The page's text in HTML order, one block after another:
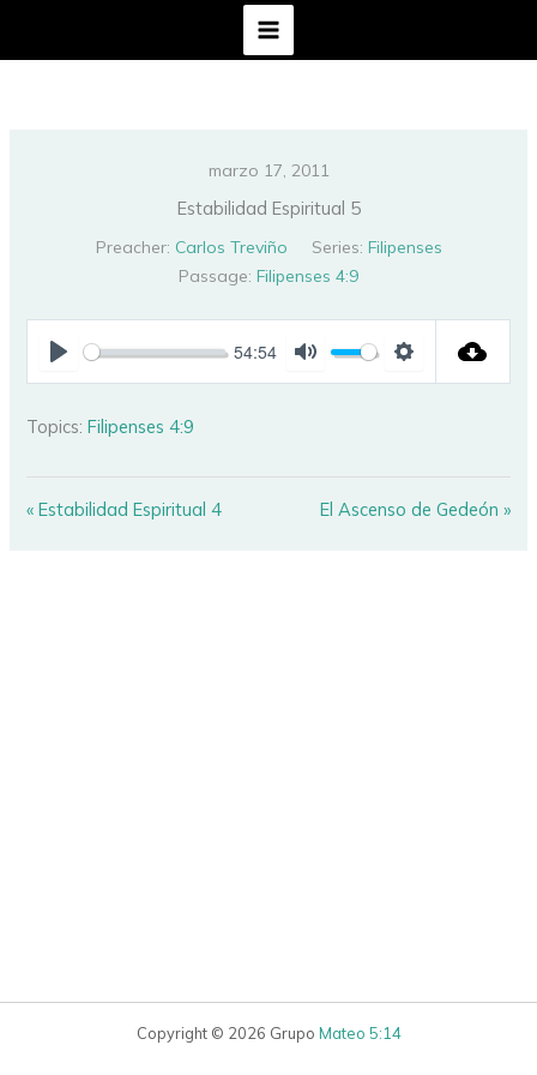
marzo 17, 2011
Estabilidad Espiritual 5
Preacher: Carlos Treviño Series: Filipenses
Passage: Filipenses 4:9
PLAY
54:54
MUTE SETTINGS
Topics: Filipenses 4:9
« Estabilidad Espiritual 4 El Ascenso de Gedeón »
Copyright © 2026 Grupo Mateo 5:14